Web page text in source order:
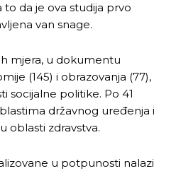
da je ova studija prvo
van snage.
mjera, u dokumentu
(145) i obrazovanja (77),
socijalne politike. Po 41
državnog uređenja i
oblasti zdravstva.
u potpunosti nalazi